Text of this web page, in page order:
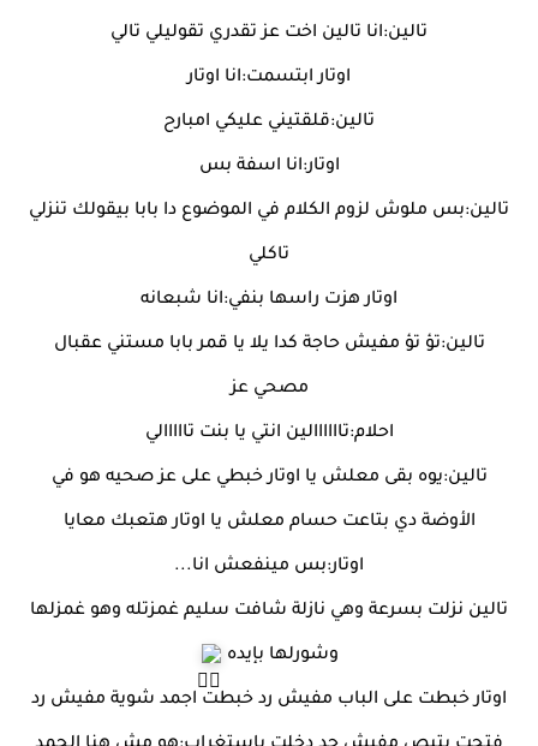
تالين:انا تالين اخت عز تقدري تقوليلي تالي
اوتار ابتسمت:انا اوتار
تالين:قلقتيني عليكي امبارح
اوتار:انا اسفة بس
تالين:بس ملوش لزوم الكلام في الموضوع دا بابا بيقولك تنزلي
تاكلي
اوتار هزت راسها بنفي:انا شبعانه
تالين:تؤ تؤ مفيش حاجة كدا يلا يا قمر بابا مستني عقبال
مصحي عز
احلام:تاااااالين انتي يا بنت تااااالي
تالين:يوه بقى معلش يا اوتار خبطي على عز صحيه هو في
الأوضة دي بتاعت حسام معلش يا اوتار هتعبك معايا
اوتار:بس مينفعش انا...
تالين نزلت بسرعة وهي نازلة شافت سليم غمزتله وهو غمزلها
وشورلها بإيده
اوتار خبطت على الباب مفيش رد خبطت اجمد شوية مفيش رد